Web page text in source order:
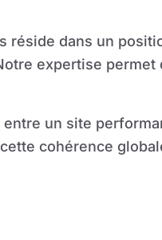
réside dans un
expertise permet
un site
cohérence